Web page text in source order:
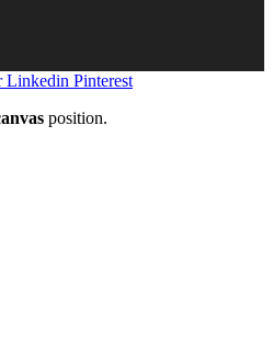
Linkedin Pinterest
position.